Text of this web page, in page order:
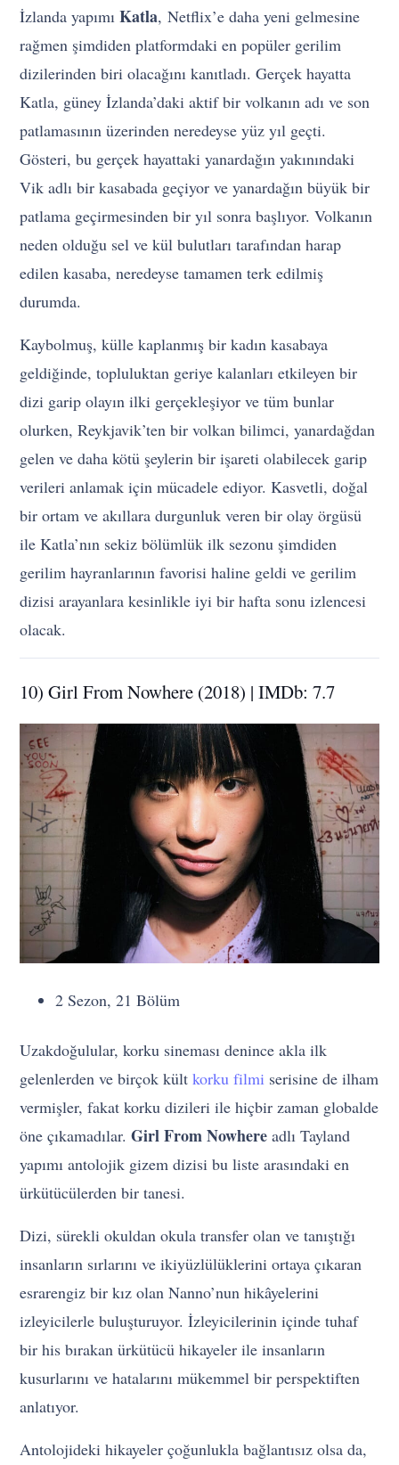
İzlanda yapımıKatla, Netflix’e daha yeni gelmesine
rağmen şimdiden platformdaki en popüler gerilim
dizilerinden biri olacağını kanıtladı. Gerçek hayatta
Katla, güney İzlanda’daki aktif bir volkanın adı ve son
patlamasının üzerinden neredeyse yüz yıl geçti.
Gösteri, bu gerçek hayattaki yanardağın yakınındaki
Vik adlı bir kasabada geçiyor ve yanardağın büyük bir
patlama geçirmesinden bir yıl sonra başlıyor. Volkanın
neden olduğu sel ve kül bulutları tarafından harap
edilen kasaba, neredeyse tamamen terk edilmiş
durumda.
Kaybolmuş, külle kaplanmış bir kadın kasabaya
geldiğinde, topluluktan geriye kalanları etkileyen bir
dizi garip olayın ilki gerçekleşiyor ve tüm bunlar
olurken, Reykjavik’ten bir volkan bilimci, yanardağdan
gelen ve daha kötü şeylerin bir işareti olabilecek garip
verileri anlamak için mücadele ediyor. Kasvetli, doğal
bir ortam ve akıllara durgunluk veren bir olay örgüsü
ile Katla’nın sekiz bölümlük ilk sezonu şimdiden
gerilim hayranlarının favorisi haline geldi ve gerilim
dizisi arayanlara kesinlikle iyi bir hafta sonu izlencesi
olacak.
10) Girl From Nowhere (2018) | IMDb: 7.7
2 Sezon, 21 Bölüm
Uzakdoğulular, korku sineması denince akla ilk
gelenlerden ve birçok kültkorku filmi serisine de ilham
vermişler, fakat korku dizileri ile hiçbir zaman globalde
öne çıkamadılar.Girl From Nowhere adlı Tayland
yapımı antolojik gizem dizisi bu liste arasındaki en
ürkütücülerden bir tanesi.
Dizi, sürekli okuldan okula transfer olan ve tanıştığı
insanların sırlarını ve ikiyüzlülüklerini ortaya çıkaran
esrarengiz bir kız olan Nanno’nun hikâyelerini
izleyicilerle buluşturuyor. İzleyicilerinin içinde tuhaf
bir his bırakan ürkütücü hikayeler ile insanların
kusurlarını ve hatalarını mükemmel bir perspektiften
anlatıyor.
Antolojideki hikayeler çoğunlukla bağlantısız olsa da,